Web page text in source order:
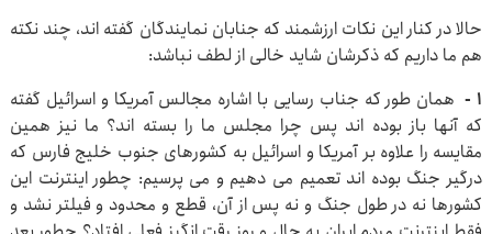
حالا در کنار این نکات ارزشمند که جنابان نمایندگان گفته اند، چند نکته
هم ما داریم که ذکرشان شاید خالی از لطف نباشد:
۱ - همان طور که جناب رسایی با اشاره مجالس آمریکا و اسرائیل گفته
که آنها باز بوده اند پس چرا مجلس ما را بسته اند؟ ما نیز همین
مقایسه را علاوه بر آمریکا و اسرائیل به کشورهای جنوب خلیج فارس که
درگیر جنگ بوده اند تعمیم می دهیم و می پرسیم: چطور اینترنت این
کشورها نه در طول جنگ و نه پس از آن، قطع و محدود و فیلتر نشد و